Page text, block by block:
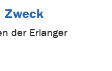
Zweck
der Erlanger